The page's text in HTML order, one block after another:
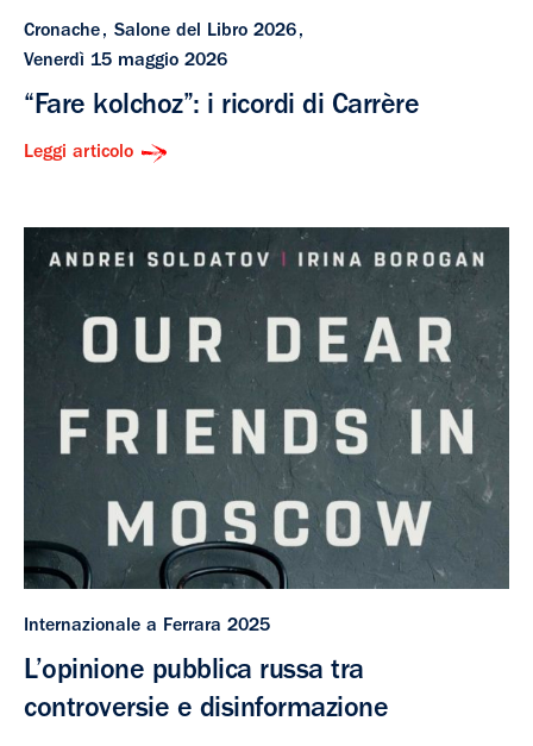
Cronache
Salone del Libro 2026
Venerdì 15 maggio 2026
“Fare kolchoz”: i ricordi di Carrère
Leggi articolo
Internazionale a Ferrara 2025
L’opinione pubblica russa tra
controversie e disinformazione